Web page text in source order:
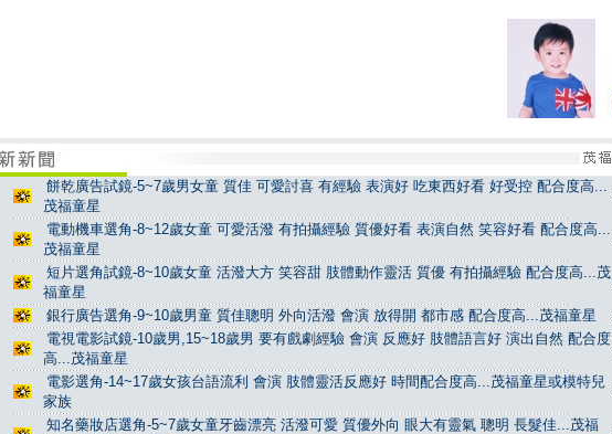
餅乾廣告試鏡-5~7歲男女童 質佳 可愛討喜 有經驗 表演好 吃東西好看 好受控 配合度高...
茂福童星
電動機車選角-8~12歲女童 可愛活潑 有拍攝經驗 質優好看 表演自然 笑容好看 配合度高...
茂福童星
短片選角試鏡-8~10歲女童 活潑大方 笑容甜 肢體動作靈活 質優 有拍攝經驗 配合度高...茂
福童星
銀行廣告選角-9~10歲男童 質佳聰明 外向活潑 會演 放得開 都市感 配合度高...茂福童星
電視電影試鏡-10歲男,15~18歲男 要有戲劇經驗 會演 反應好 肢體語言好 演出自然 配合度
高...茂福童星
電影選角-14~17歲女孩台語流利 會演 肢體靈活反應好 時間配合度高...茂福童星或模特兒
家族
知名藥妝店選角-5~7歲女童牙齒漂亮 活潑可愛 質優外向 眼大有靈氣 聰明 長髮佳...茂福